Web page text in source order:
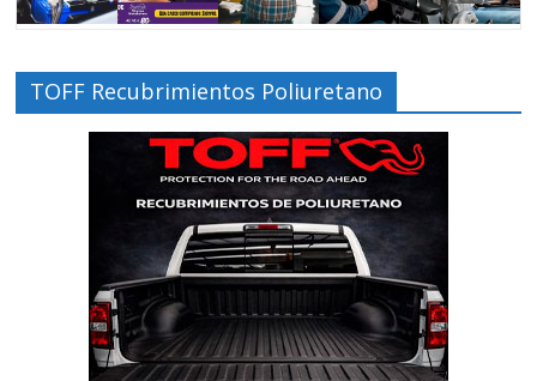
TOFF Recubrimientos Poliuretano